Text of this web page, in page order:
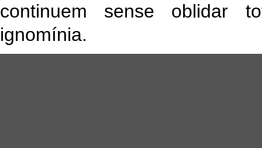
continuem sense oblidar
ignomínia.